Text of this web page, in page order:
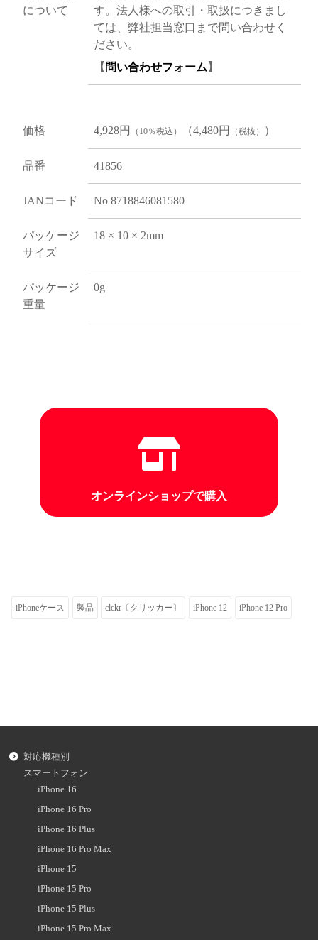
について
す。法人様への取引・取扱につきまし
ては、弊社担当窓口まで問い合わせく
ださい。
【 問い合わせフォーム 】
価格 4,928円 （10％税込） （4,480円 （税抜） ）
品番 41856
JANコード No 8718846081580
パッケージ
サイズ
18 × 10 × 2mm
パッケージ
重量
0g
オンラインショップで購入
iPhoneケース 製品 clckr〔クリッカー〕 iPhone 12 iPhone 12 Pro
対応機種別
スマートフォン
iPhone 16
iPhone 16 Pro
iPhone 16 Plus
iPhone 16 Pro Max
iPhone 15
iPhone 15 Pro
iPhone 15 Plus
iPhone 15 Pro Max